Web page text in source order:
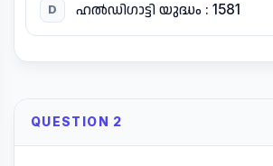
D ഹൽഡിഗാട്ടി യുദ്ധം : 1581
QUESTION 2